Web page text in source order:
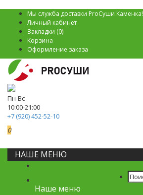
Мы служба доставки ProСуши Каменка!
Личный кабинет
Закладки (0)
Корзина
Оформление заказа
Пн-Вс
10:00-21:00
+7 (920) 452-52-10
0
НАШЕ МЕНЮ
Наше меню